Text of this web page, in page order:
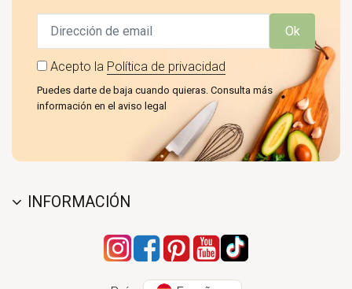
Ok
Acepto la Política de privacidad
Puedes darte de baja cuando quieras. Consulta más
información en el aviso legal
INFORMACIÓN